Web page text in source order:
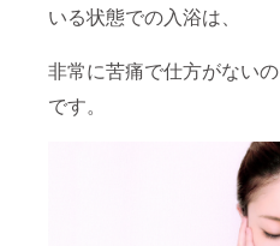
いる状態での入浴は、
非常に苦痛で仕方がないの
です。